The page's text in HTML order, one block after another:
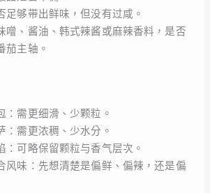
足够带出鲜味，但没有过咸。
噌、酱油、韩式辣酱或麻辣香料，是否
茄主轴。
：需更细滑、少颗粒。
：需更浓稠、少水分。
：可略保留颗粒与香气层次。
风味：先想清楚是偏鲜、偏辣，还是偏